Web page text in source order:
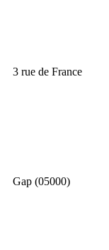
3 rue de France
Gap (05000)